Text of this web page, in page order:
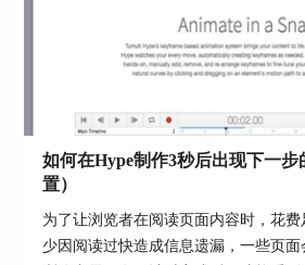
2、列表式
如果对象使用id名，则为#id {样
2;}。对象id前面是个英式“井号”
住样式和其值。样式与值用英式
式用英式分号分隔。
如何在Hype制作3秒后出现下一
置）
为了让浏览者在阅读页面内容时，花
少因阅读过快造成信息遗漏，一些页面